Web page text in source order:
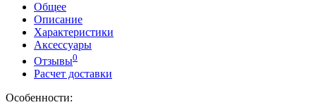
Общее
Описание
Характеристики
Аксессуары
Отзывы0
Расчет доставки
Особенности: